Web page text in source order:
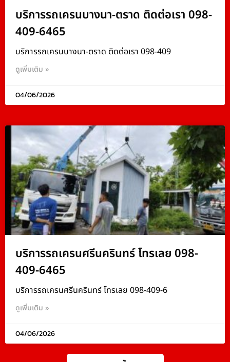
บริการรถเครนบางนา-ตราด ติดต่อเรา 098-
409-6465
บริการรถเครนบางนา-ตราด ติดต่อเรา 098-409
ดูเพิ่มเติม »
04/06/2026
บริการรถเครนศรีนครินทร์ โทรเลย 098-
409-6465
บริการรถเครนศรีนครินทร์ โทรเลย 098-409-6
ดูเพิ่มเติม »
04/06/2026